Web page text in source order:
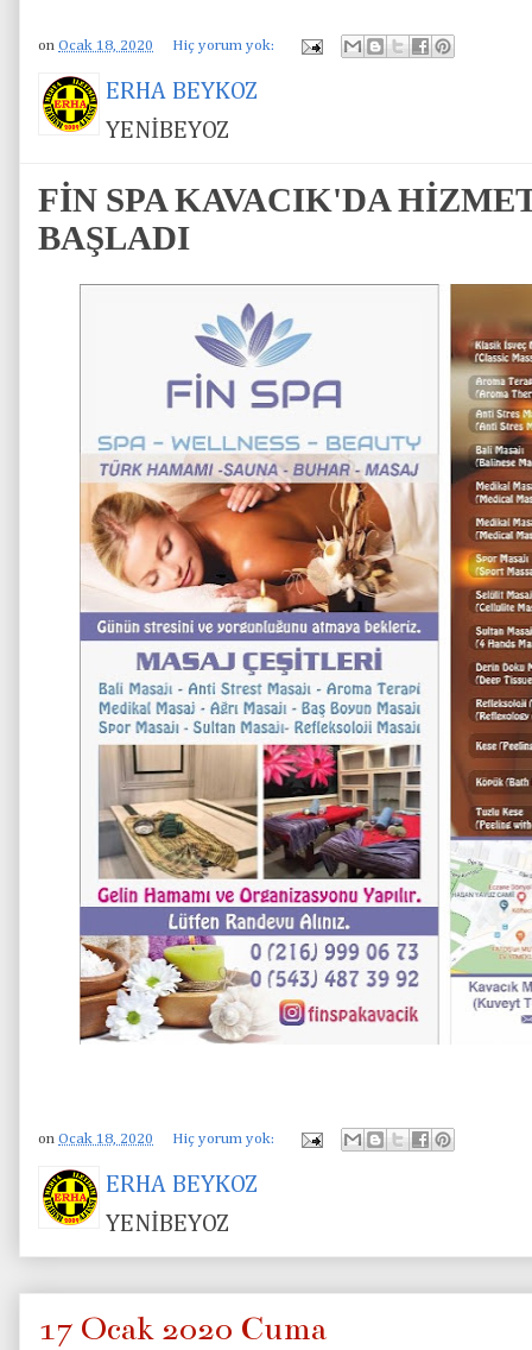
on Ocak 18, 2020 Hiç yorum yok:
ERHA BEYKOZ
YENİBEYOZ
FİN SPA KAVACIK'DA
BAŞLADI
on Ocak 18, 2020 Hiç yorum yok:
ERHA BEYKOZ
YENİBEYOZ
17 Ocak 2020 Cuma